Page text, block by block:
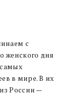
с
женского дня
в мире. В их
России —